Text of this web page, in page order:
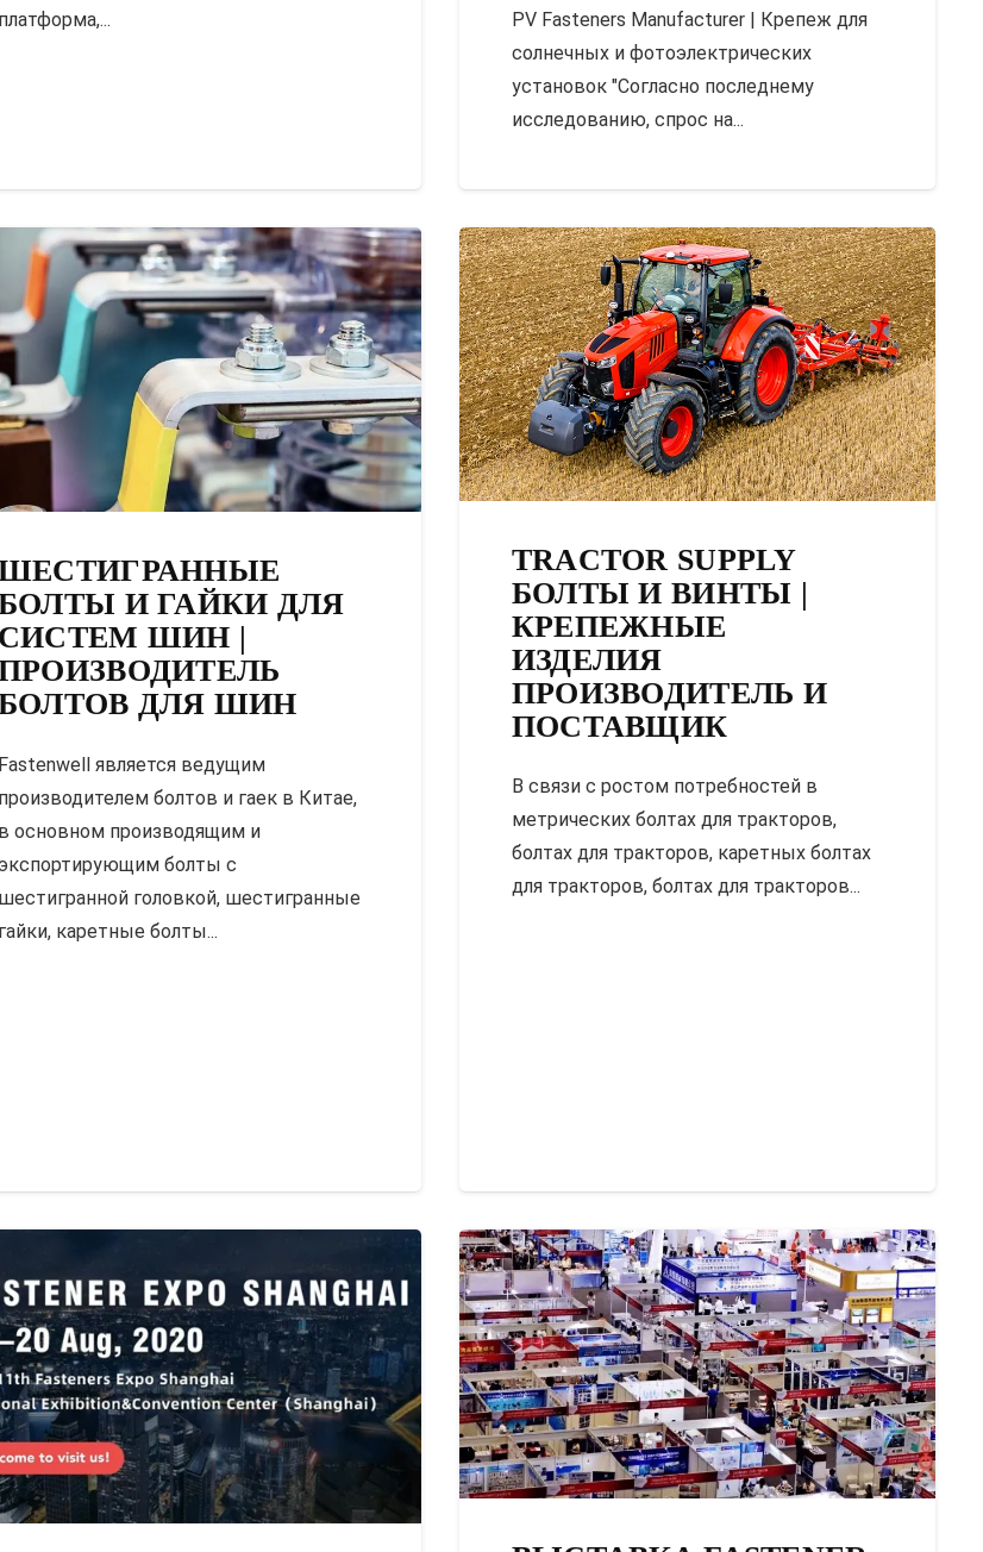
платформа,...
PV Fasteners Manufacturer | Крепеж для
солнечных и фотоэлектрических
установок "Согласно последнему
исследованию, спрос на...
И ГАЙКИ ДЛЯ
СИСТЕМ ШИН |
ДЛЯ ШИН
Fastenwell является ведущим
производителем болтов и гаек в Китае,
в основном производящим и
болты с
шестигранной головкой, шестигранные
гайки, каретные болты...
TRACTOR SUPPLY
БОЛТЫ И ВИНТЫ |
КРЕПЕЖНЫЕ
ИЗДЕЛИЯ
ПРОИЗВОДИТЕЛЬ И
ПОСТАВЩИК
В связи с ростом потребностей в
метрических болтах для тракторов,
болтах для тракторов, каретных болтах
для тракторов, болтах для тракторов...